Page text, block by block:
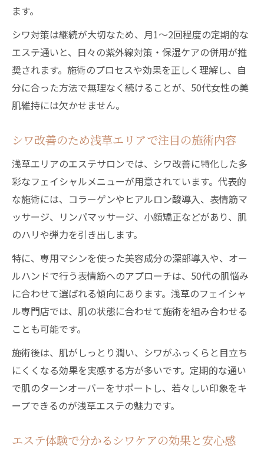
浅草エリアで試すシワ改善エイジング術
シワに悩む大人女性のためのリフトアップ
法
年齢を重ねても輝く肌の秘訣を50代目線で紹介
シワを寄せ付けない50代の肌習慣のポイン
年齢肌のシワ対策に役立つ生活習慣を解説
50代から始めるシワ予防の具体的な行動と
は
シワが気になる時期に取り入れたいケア方
法
輝く肌を維持するためのシワケア習慣紹介
シワに悩む時期こそ注目したいエステ活用法
シワ改善にはエステの定期利用が効果的な
理由
エステでのシワ対策を日常ケアと組み合わ
せる方法
シワ悩みが深まる50代に最適な施術選びの
コツ
エステ活用でシワが目立たなくなる生活リ
ズム
シワ改善に通う頻度とホームケアのバラン
ます。
シワ対策は継続が大切なため、月1～2回程度の定期的な
エステ通いと、日々の紫外線対策・保湿ケアの併用が推
奨されます。施術のプロセスや効果を正しく理解し、自
分に合った方法で無理なく続けることが、50代女性の美
肌維持には欠かせません。
シワ改善のため浅草エリアで注目の施術内容
浅草エリアのエステサロンでは、シワ改善に特化した多
彩なフェイシャルメニューが用意されています。代表的
な施術には、コラーゲンやヒアルロン酸導入、表情筋マ
ッサージ、リンパマッサージ、小顔矯正などがあり、肌
のハリや弾力を引き出します。
特に、専用マシンを使った美容成分の深部導入や、オー
ルハンドで行う表情筋へのアプローチは、50代の肌悩み
に合わせて選ばれる傾向にあります。浅草のフェイシャ
ル専門店では、肌の状態に合わせて施術を組み合わせる
ことも可能です。
施術後は、肌がしっとり潤い、シワがふっくらと目立ち
にくくなる効果を実感する方が多いです。定期的な通い
で肌のターンオーバーをサポートし、若々しい印象をキ
ープできるのが浅草エステの魅力です。
エステ体験で分かるシワケアの効果と安心感